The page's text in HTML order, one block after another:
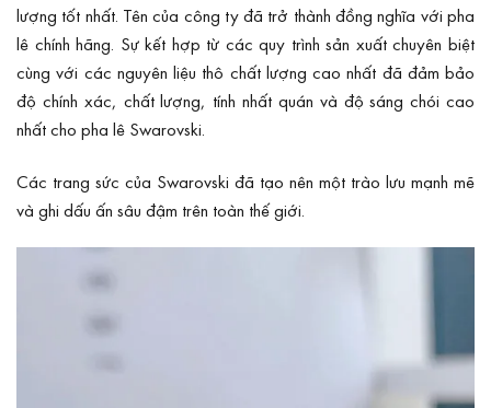
lượng tốt nhất. Tên của công ty đã trở thành đồng nghĩa với pha
lê chính hãng. Sự kết hợp từ các quy trình sản xuất chuyên biệt
cùng với các nguyên liệu thô chất lượng cao nhất đã đảm bảo
độ chính xác, chất lượng, tính nhất quán và độ sáng chói cao
nhất cho pha lê Swarovski.
Các trang sức của Swarovski đã tạo nên một trào lưu mạnh mẽ
và ghi dấu ấn sâu đậm trên toàn thế giới.